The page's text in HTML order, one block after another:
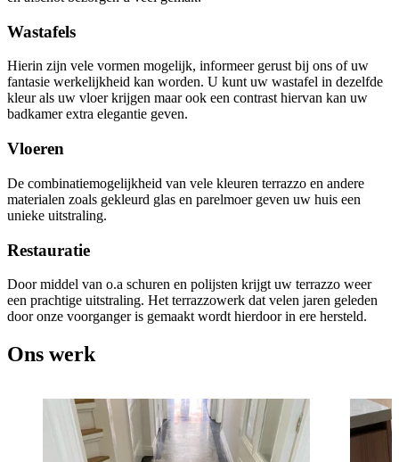
Wastafels
Hierin zijn vele vormen mogelijk, informeer gerust bij ons of uw
fantasie werkelijkheid kan worden. U kunt uw wastafel in dezelfde
kleur als uw vloer krijgen maar ook een contrast hiervan kan uw
badkamer extra elegantie geven.
Vloeren
De combinatiemogelijkheid van vele kleuren terrazzo en andere
materialen zoals gekleurd glas en parelmoer geven uw huis een
unieke uitstraling.
Restauratie
Door middel van o.a schuren en polijsten krijgt uw terrazzo weer
een prachtige uitstraling. Het terrazzowerk dat velen jaren geleden
door onze voorganger is gemaakt wordt hierdoor in ere hersteld.
Ons werk